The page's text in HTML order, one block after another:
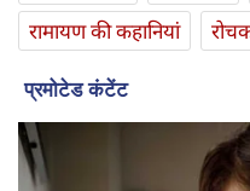
रामायण की कहानियां